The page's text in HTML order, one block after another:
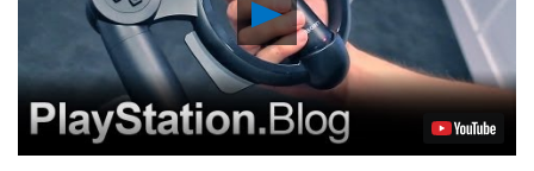
Reproduzir
Vídeo